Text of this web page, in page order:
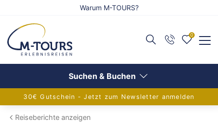
Warum M-TOURS?
0
Suchen & Buchen
30€ Gutschein - Jetzt zum Newsletter anmelden
Zurück
Reiseangebote anzeigen
Zurück
Flug anzeigen
Zurück
Schiff anzeigen
Reiseberichte anzeigen